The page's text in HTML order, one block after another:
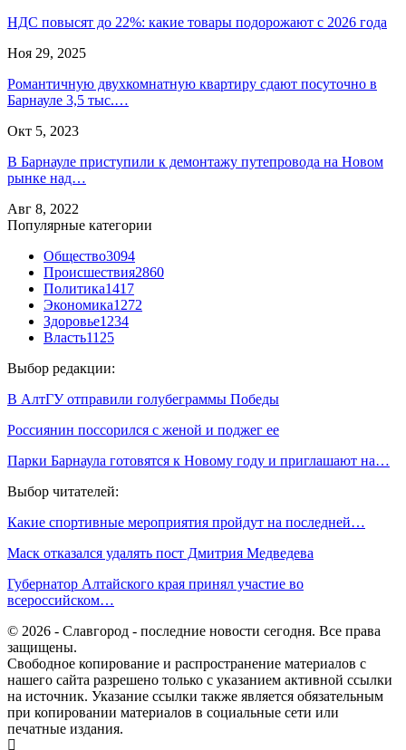
НДС повысят до 22%: какие товары подорожают с 2026 года
Ноя 29, 2025
Романтичную двухкомнатную квартиру сдают посуточно в
Барнауле 3,5 тыс.…
Окт 5, 2023
В Барнауле приступили к демонтажу путепровода на Новом
рынке над…
Авг 8, 2022
Популярные категории
Общество3094
Происшествия2860
Политика1417
Экономика1272
Здоровье1234
Власть1125
Выбор редакции:
В АлтГУ отправили голубеграммы Победы
Россиянин поссорился с женой и поджег ее
Парки Барнаула готовятся к Новому году и приглашают на…
Выбор читателей:
Какие спортивные мероприятия пройдут на последней…
Маск отказался удалять пост Дмитрия Медведева
Губернатор Алтайского края принял участие во
всероссийском…
© 2026 - Славгород - последние новости сегодня. Все права
защищены.
Свободное копирование и распространение материалов с
нашего сайта разрешено только с указанием активной ссылки
на источник. Указание ссылки также является обязательным
при копировании материалов в социальные сети или
печатные издания.